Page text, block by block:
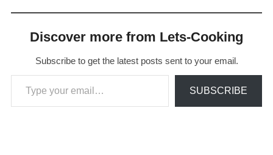
Discover more from Lets-Cooking
Subscribe to get the latest posts sent to your email.
Type your email…
SUBSCRIBE